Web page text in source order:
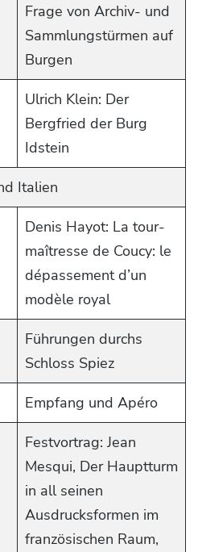
Frage von Archiv- und
Sammlungstürmen auf
Burgen
Ulrich Klein: Der
Bergfried der Burg
Idstein
Italien
Denis Hayot: La tour-
maîtresse de Coucy: le
dépassement d’un
modèle royal
Führungen durchs
Schloss Spiez
Empfang und Apéro
Festvortrag: Jean
Mesqui, Der Hauptturm
in all seinen
Ausdrucksformen im
französischen Raum,